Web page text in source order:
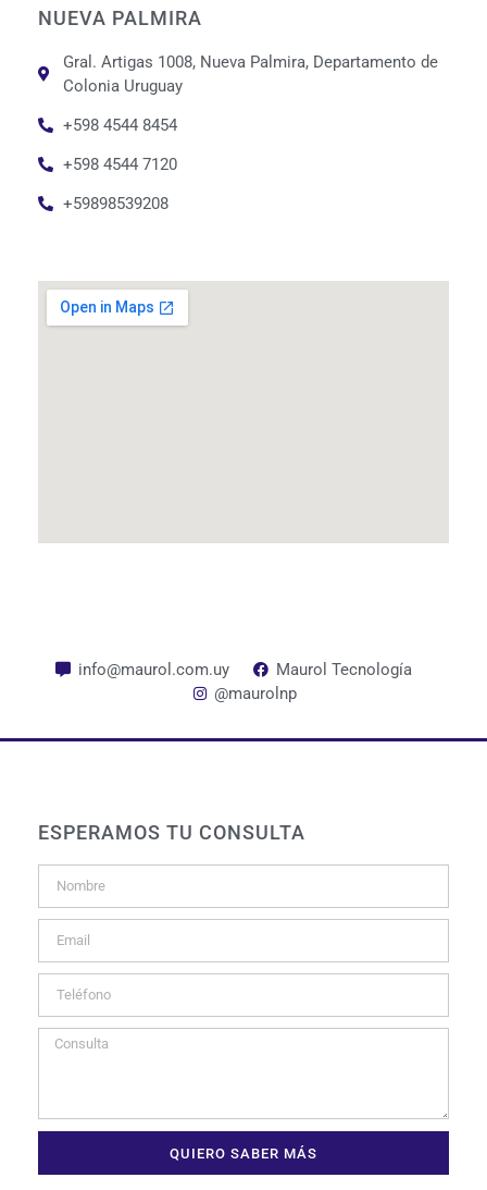
NUEVA PALMIRA
Gral. Artigas 1008, Nueva Palmira, Departamento de
Colonia Uruguay
+598 4544 8454
+598 4544 7120
+59898539208
info@maurol.com.uy
Maurol Tecnología
@maurolnp
ESPERAMOS TU CONSULTA
QUIERO SABER MÁS